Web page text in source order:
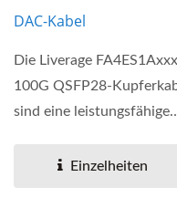
DAC-Kabel
Die Liverage FA4ES1Axxx
100G QSFP28-
sind eine leistungsfähige
Einzelheiten